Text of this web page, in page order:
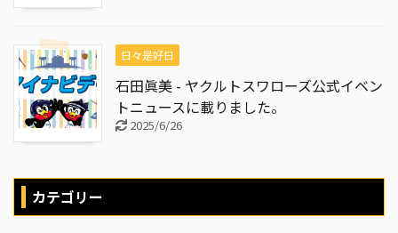
日々是好日
石田眞美 - ヤクルトスワローズ公式イベン
トニュースに載りました。
2025/6/26
カテゴリー